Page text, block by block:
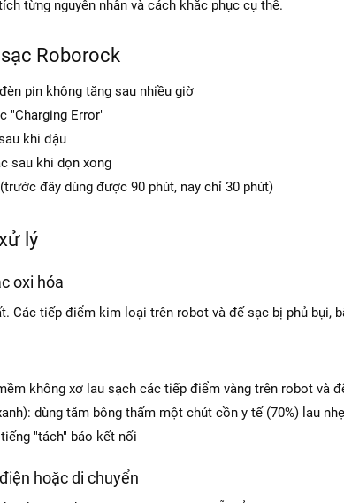
từng nguyên nhân và cách khắc phục cụ thể.
Roborock
pin không tăng sau nhiều giờ
"Charging Error"
khi đậu
sau khi dọn xong
đây dùng được 90 phút, nay chỉ 30 phút)
lý
oxi hóa
Các tiếp điểm kim loại trên robot và đế sạc bị phủ bụi,
không xơ lau sạch các tiếp điểm vàng trên robot và
dùng tăm bông thấm một chút cồn y tế (70%) lau
"tách" báo kết nối
hoặc di chuyển